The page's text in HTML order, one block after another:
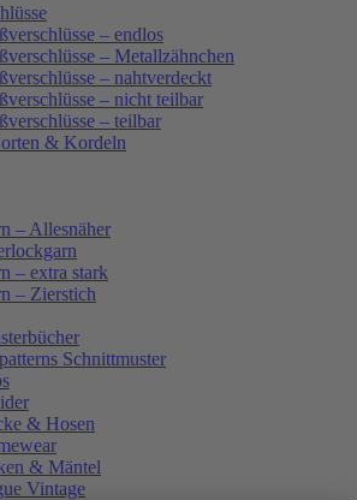
– endlos
– Metallzähnchen
– nahtverdeckt
– nicht teilbar
– teilbar
& Kordeln
– Allesnäher
– extra stark
– Zierstich
Schnittmuster
& Hosen
& Mäntel
Vintage